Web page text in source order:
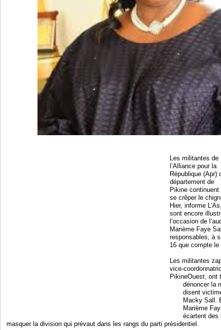
Les militantes de
l’Alliance pour la
République (Apr)
département de
Pikine continuent
se crêper le
Hier, informe
sont encore
l’occasion de
Marième Faye
responsables, à
16 que compte
Les militantes
vice-
PikineOuest, ont
dénoncer la
disent
Macky Sall.
Marième
écartent des
masquer la division qui prévaut dans les rangs du parti présidentiel.